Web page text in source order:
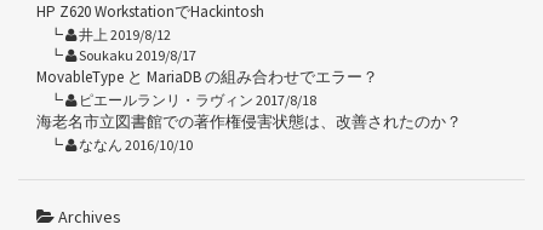
HP Z620 WorkstationでHackintosh
井上 2019/8/12
Soukaku 2019/8/17
MovableType と MariaDB の組み合わせでエラー？
ピエールランリ・ラヴィン 2017/8/18
海老名市立図書館での著作権侵害状態は、改善されたのか？
ななん 2016/10/10
Archives